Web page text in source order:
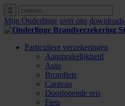
Mijn Onderlinge over ons downloads
Particuliere verzekeringen
Aansprakelijkheid
Auto
Bromfiets
Caravan
Doorlopende reis
Fiets